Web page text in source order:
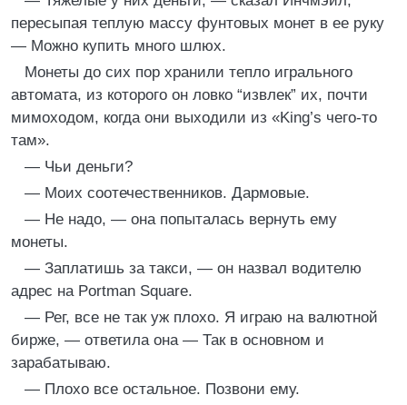
пересыпая теплую массу фунтовых монет в ее руку
— Можно купить много шлюх.
Монеты до сих пор хранили тепло игрального
автомата, из которого он ловко “извлек” их, почти
мимоходом, когда они выходили из «King’s чего-то
там».
— Чьи деньги?
— Моих соотечественников. Дармовые.
— Не надо, — она попыталась вернуть ему
монеты.
— Заплатишь за такси, — он назвал водителю
адрес на Portman Square.
— Рег, все не так уж плохо. Я играю на валютной
бирже, — ответила она — Так в основном и
зарабатываю.
— Плохо все остальное. Позвони ему.